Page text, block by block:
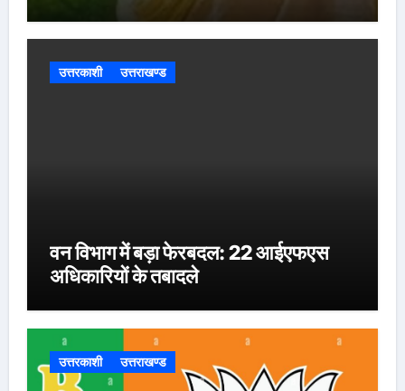
उत्तरकाशी उत्तराखण्ड
वन विभाग में बड़ा फेरबदल: 22 आईएफएस
अधिकारियों के तबादले
उत्तरकाशी उत्तराखण्ड